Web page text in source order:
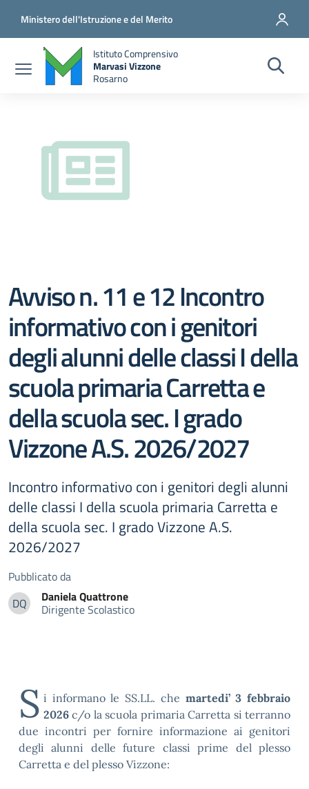
Ministero dell'Istruzione e del Merito
Istituto Comprensivo
Marvasi Vizzone
Rosarno
Avviso n. 11 e 12 Incontro
informativo con i genitori
degli alunni delle classi I della
scuola primaria Carretta e
della scuola sec. I grado
Vizzone A.S. 2026/2027
Incontro informativo con i genitori degli alunni
delle classi I della scuola primaria Carretta e
della scuola sec. I grado Vizzone A.S.
2026/2027
Pubblicato da
DQDaniela Quattrone
DanielaQuattrone
Dirigente Scolastico
S i informano le SS.LL. che martedi’ 3 febbraio
2026 c/o la scuola primaria Carretta si terranno
due incontri per fornire informazione ai genitori
degli alunni delle future classi prime del plesso
Carretta e del plesso Vizzone: